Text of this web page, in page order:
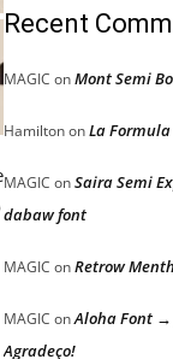
Recent
MAGIC onMont Semi
HamiltononLa Formula
MAGIC onSaira Semi
dabaw font
MAGIC onRetrow
MAGIC onAloha Font →
Agradeço!